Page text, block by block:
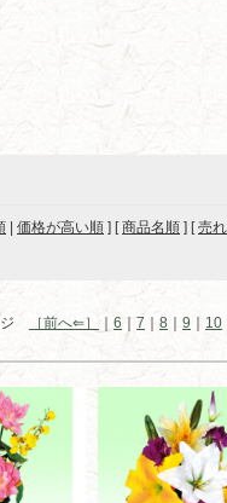
価格が高い順 ] [商品名順 ] [売
ジ ［前へ⇐］ 6 ｜7 8 9 10